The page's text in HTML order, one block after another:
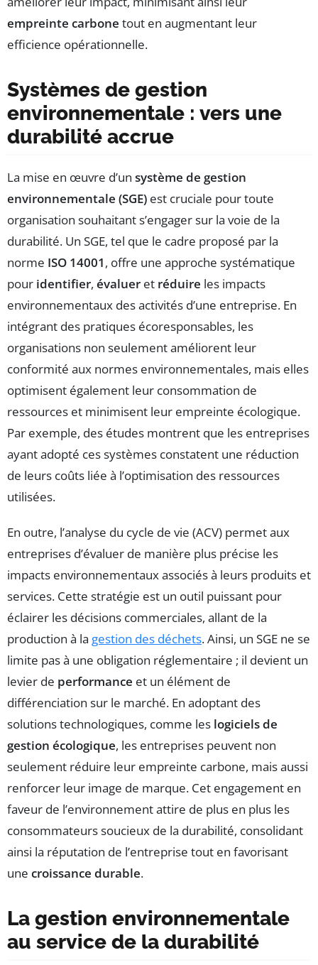
empreinte carbone tout en augmentant leur
efficience opérationnelle.
Systèmes de gestion
environnementale : vers une
durabilité accrue
La mise en œuvre d’un système de gestion
environnementale (SGE) est cruciale pour toute
organisation souhaitant s’engager sur la voie de la
durabilité. Un SGE, tel que le cadre proposé par la
norme ISO 14001, offre une approche systématique
pour identifier, évaluer et réduire les impacts
environnementaux des activités d’une entreprise. En
intégrant des pratiques écoresponsables, les
organisations non seulement améliorent leur
conformité aux normes environnementales, mais elles
optimisent également leur consommation de
ressources et minimisent leur empreinte écologique.
Par exemple, des études montrent que les entreprises
ayant adopté ces systèmes constatent une réduction
de leurs coûts liée à l’optimisation des ressources
utilisées.
En outre, l’analyse du cycle de vie (ACV) permet aux
entreprises d’évaluer de manière plus précise les
impacts environnementaux associés à leurs produits et
services. Cette stratégie est un outil puissant pour
éclairer les décisions commerciales, allant de la
production à la gestion des déchets. Ainsi, un SGE ne se
limite pas à une obligation réglementaire ; il devient un
levier de performance et un élément de
différenciation sur le marché. En adoptant des
solutions technologiques, comme les logiciels de
gestion écologique, les entreprises peuvent non
seulement réduire leur empreinte carbone, mais aussi
renforcer leur image de marque. Cet engagement en
faveur de l’environnement attire de plus en plus les
consommateurs soucieux de la durabilité, consolidant
ainsi la réputation de l’entreprise tout en favorisant
une croissance durable.
La gestion environnementale
au service de la durabilité